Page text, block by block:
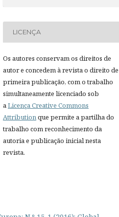
LICENÇA
Os autores conservam os direitos de
autor e concedem à revista o direito de
primeira publicação, com o trabalho
simultaneamente licenciado sob
a Licença Creative Commons
Attribution que permite a partilha do
trabalho com reconhecimento da
autoria e publicação inicial nesta
revista.